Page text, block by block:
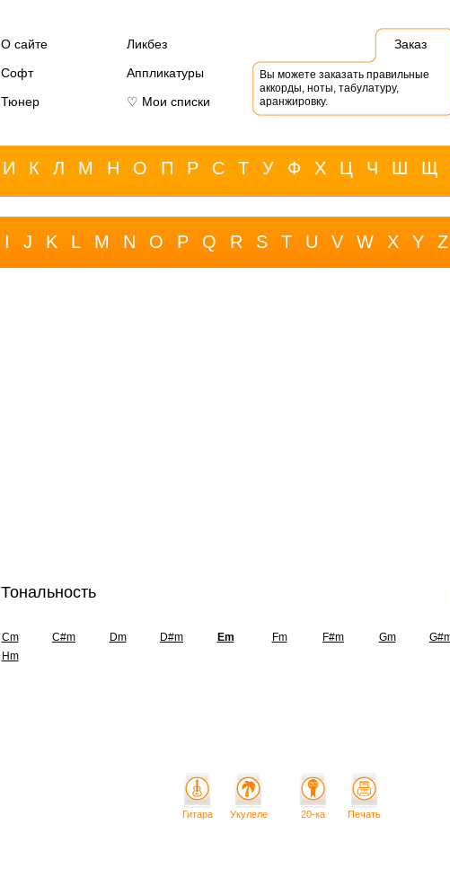
О сайте
Ликбез
Софт
Аппликатуры
Тюнер
♡ Мои списки
Заказ
Вы можете заказать правильные
аккорды, ноты, табулатуру,
аранжировку.
И К Л М Н О П Р С Т У Ф Х Ц Ч Ш Щ
I J K L M N O P Q R S T U V W X Y Z
Тональность
Cm C#m Dm D#m Em Fm F#m Gm
Hm
Гитара Укулеле 20-ка Печать